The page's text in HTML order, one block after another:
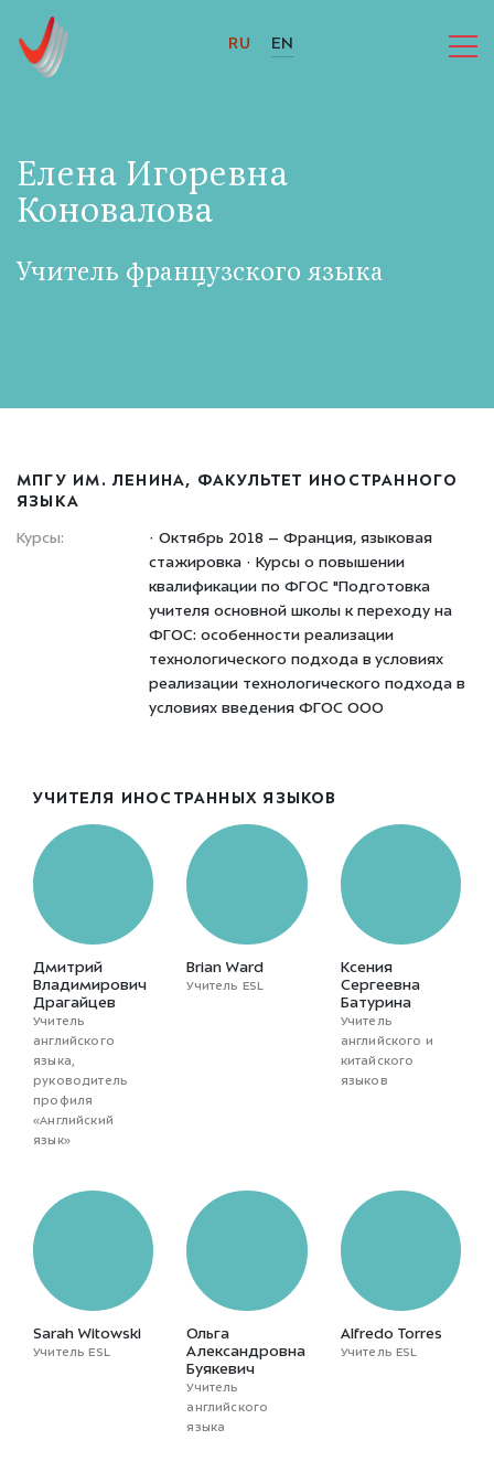
RU EN
Елена Игоревна
Коновалова
Учитель французского языка
МПГУ ИМ. ЛЕНИНА, ФАКУЛЬТЕТ ИНОСТРАННОГО
ЯЗЫКА
Курсы:
· Октябрь 2018 – Франция, языковая
стажировка · Курсы о повышении
квалификации по ФГОС "Подготовка
учителя основной школы к переходу на
ФГОС: особенности реализации
технологического подхода в условиях
реализации технологического подхода в
условиях введения ФГОС ООО
УЧИТЕЛЯ ИНОСТРАННЫХ ЯЗЫКОВ
Дмитрий
Владимирович
Драгайцев
Учитель
английского
языка,
руководитель
профиля
«Английский
язык»
Brian Ward
Учитель ESL
Ксения
Сергеевна
Батурина
Учитель
английского и
китайского
языков
Sarah Witowski
Учитель ESL
Ольга
Александровна
Буякевич
Учитель
английского
языка
Alfredo Torres
Учитель ESL